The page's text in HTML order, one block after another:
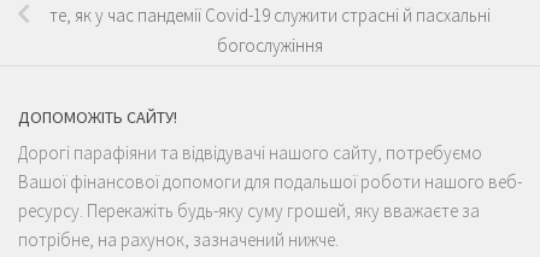
те, як у час пандемії Covid-19 служити страсні й пасхальні
богослужіння
ДОПОМОЖІТЬ САЙТУ!
Дорогі парафіяни та відвідувачі нашого сайту, потребуємо
Вашої фінансової допомоги для подальшої роботи нашого веб-
ресурсу. Перекажіть будь-яку суму грошей, яку вважаєте за
потрібне, на рахунок, зазначений нижче.